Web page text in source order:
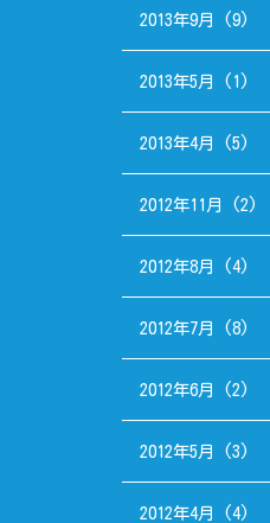
2013年9月 (9)
2013年5月 (1)
2013年4月 (5)
2012年11月 (2)
2012年8月 (4)
2012年7月 (8)
2012年6月 (2)
2012年5月 (3)
2012年4月 (4)